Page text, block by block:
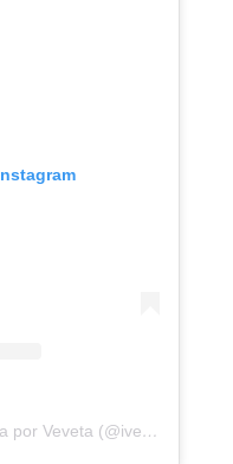
Uma publicação compartilhada por Veveta (@ivetesangalo)